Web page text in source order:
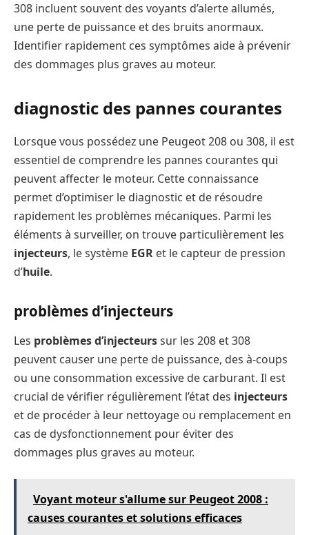
308 incluent souvent des voyants d’alerte allumés,
une perte de puissance et des bruits anormaux.
Identifier rapidement ces symptômes aide à prévenir
des dommages plus graves au moteur.
diagnostic des pannes courantes
Lorsque vous possédez une Peugeot 208 ou 308, il est
essentiel de comprendre les pannes courantes qui
peuvent affecter le moteur. Cette connaissance
permet d’optimiser le diagnostic et de résoudre
rapidement les problèmes mécaniques. Parmi les
éléments à surveiller, on trouve particulièrement les
injecteurs, le système EGR et le capteur de pression
d’huile.
problèmes d’injecteurs
Les problèmes d’injecteurssur les 208 et 308
peuvent causer une perte de puissance, des à-coups
ou une consommation excessive de carburant. Il est
crucial de vérifier régulièrement l’état des injecteurs
et de procéder à leur nettoyage ou remplacement en
cas de dysfonctionnement pour éviter des
dommages plus graves au moteur.
Voyant moteur s'allume sur Peugeot 2008 :
causes courantes et solutions efficaces